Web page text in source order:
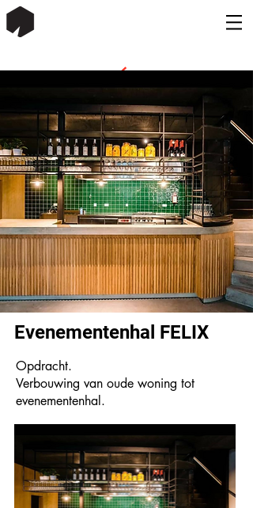
Evenementenhal FELIX
Opdracht.
Verbouwing van oude woning tot
evenementenhal.